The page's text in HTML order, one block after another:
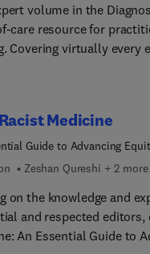
volume in the
care resource for
Covering virtually
written, richly
Nonneoplastic
for accurate, complete
or as a reliable training
Medicine
Guide to Advancing
Practice
Zeshan Qureshi + 2 more
on the knowledge and
and respected
An Essential Guide to